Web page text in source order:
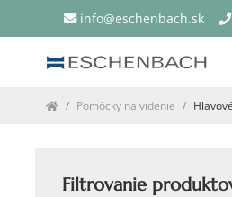
info@eschenbach.sk
Pomôcky na videnie
Filtrovanie